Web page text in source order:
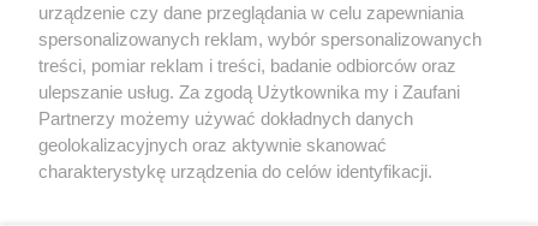
Nie zapomnij
zapoznać się z:
polityką prywatności regulamin korzystania z portali
Twojemiasto
Piekary Śląskie
Chorzów
Tarnowskie Góry
Skontakuj sięz nami
Kontakt
Wydawca
Redakcja
urządzenie czy dane przeglądania w celu zapewniania
spersonalizowanych reklam, wybór spersonalizowanych
treści, pomiar reklam i treści, badanie odbiorców oraz
ulepszanie usług. Za zgodą Użytkownika my i Zaufani
Partnerzy możemy używać dokładnych danych
geolokalizacyjnych oraz aktywnie skanować
charakterystykę urządzenia do celów identyfikacji.